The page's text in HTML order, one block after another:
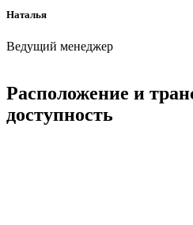
Наталья
Ведущий менеджер
Расположение и
доступность